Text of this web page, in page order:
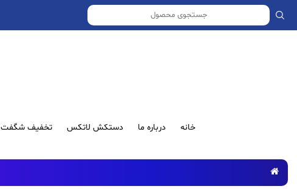
خانه درباره ما دستکش لاتکس تخفیف شگفت